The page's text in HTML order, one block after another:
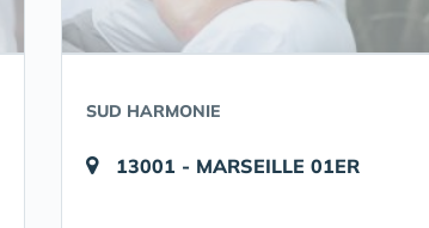
SUD HARMONIE
13001 - MARSEILLE 01ER